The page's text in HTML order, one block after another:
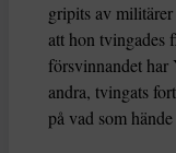
gripits av
att hon tvingades
försvinnandet har
andra, tvingats
på vad som